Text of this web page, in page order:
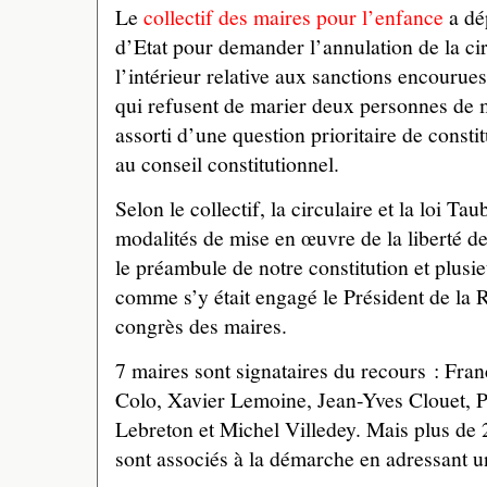
Le collectif des maires pour l’enfance a
d’Etat pour demander l’annulation de la
l’intérieur relative aux sanctions
qui refusent de marier deux personnes de
assorti d’une question prioritaire de
au conseil constitutionnel.
Selon le collectif, la circulaire et la loi
modalités de mise en œuvre de la liberté
le préambule de notre constitution et
comme s’y était engagé le Président de
congrès des maires.
7 maires sont signataires du recours :
Colo, Xavier Lemoine, Jean-Yves Clouet,
Lebreton et Michel Villedey. Mais plus de
sont associés à la démarche en adressant